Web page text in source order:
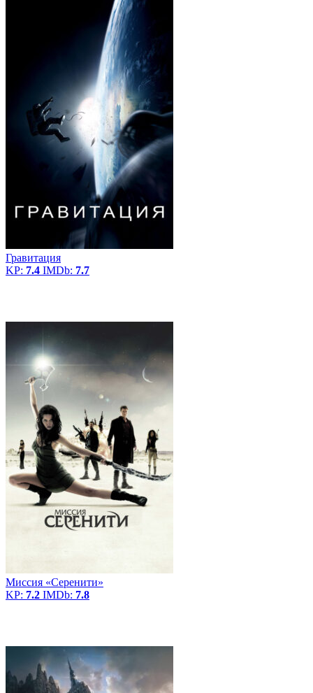
Гравитация
KP: 7.4 IMDb: 7.7
Миссия «Серенити»
KP: 7.2 IMDb: 7.8